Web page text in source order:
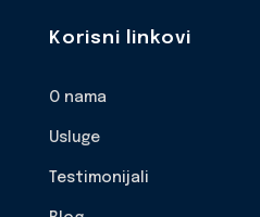
Korisni linkovi
O nama
Usluge
Testimonijali